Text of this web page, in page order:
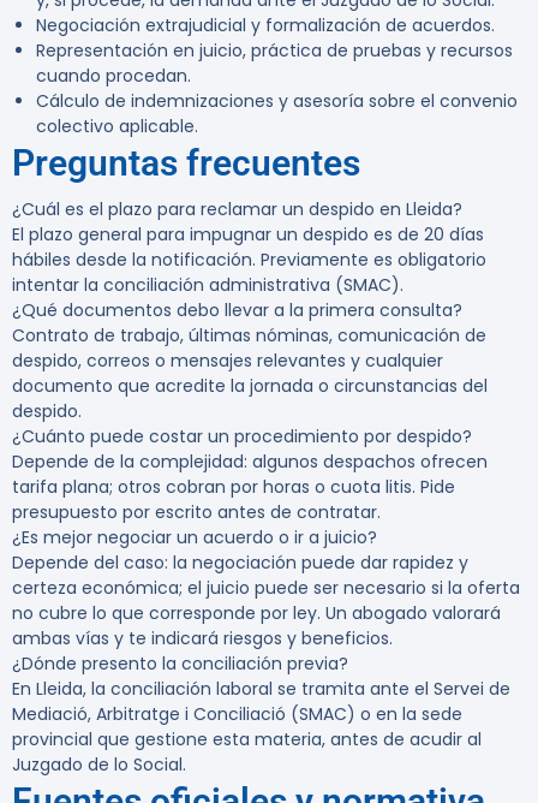
Negociación extrajudicial y formalización de acuerdos.
Representación en juicio, práctica de pruebas y recursos
cuando procedan.
Cálculo de indemnizaciones y asesoría sobre el convenio
colectivo aplicable.
Preguntas frecuentes
¿Cuál es el plazo para reclamar un despido en Lleida?
El plazo general para impugnar un despido es de 20 días
hábiles desde la notificación. Previamente es obligatorio
intentar la conciliación administrativa (SMAC).
¿Qué documentos debo llevar a la primera consulta?
Contrato de trabajo, últimas nóminas, comunicación de
despido, correos o mensajes relevantes y cualquier
documento que acredite la jornada o circunstancias del
despido.
¿Cuánto puede costar un procedimiento por despido?
Depende de la complejidad: algunos despachos ofrecen
tarifa plana; otros cobran por horas o cuota litis. Pide
presupuesto por escrito antes de contratar.
¿Es mejor negociar un acuerdo o ir a juicio?
Depende del caso: la negociación puede dar rapidez y
certeza económica; el juicio puede ser necesario si la oferta
no cubre lo que corresponde por ley. Un abogado valorará
ambas vías y te indicará riesgos y beneficios.
¿Dónde presento la conciliación previa?
En Lleida, la conciliación laboral se tramita ante el Servei de
Mediació, Arbitratge i Conciliació (SMAC) o en la sede
provincial que gestione esta materia, antes de acudir al
Juzgado de lo Social.